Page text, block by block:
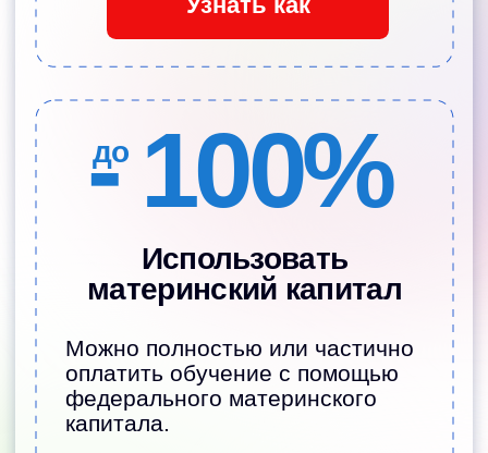
те, кому родители
доверяют детей